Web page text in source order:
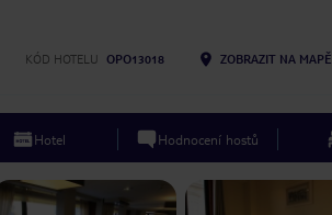
KÓD HOTELU OPO13018 ZOBRAZIT NA MAPĚ
Hotel Hodnocení hostů